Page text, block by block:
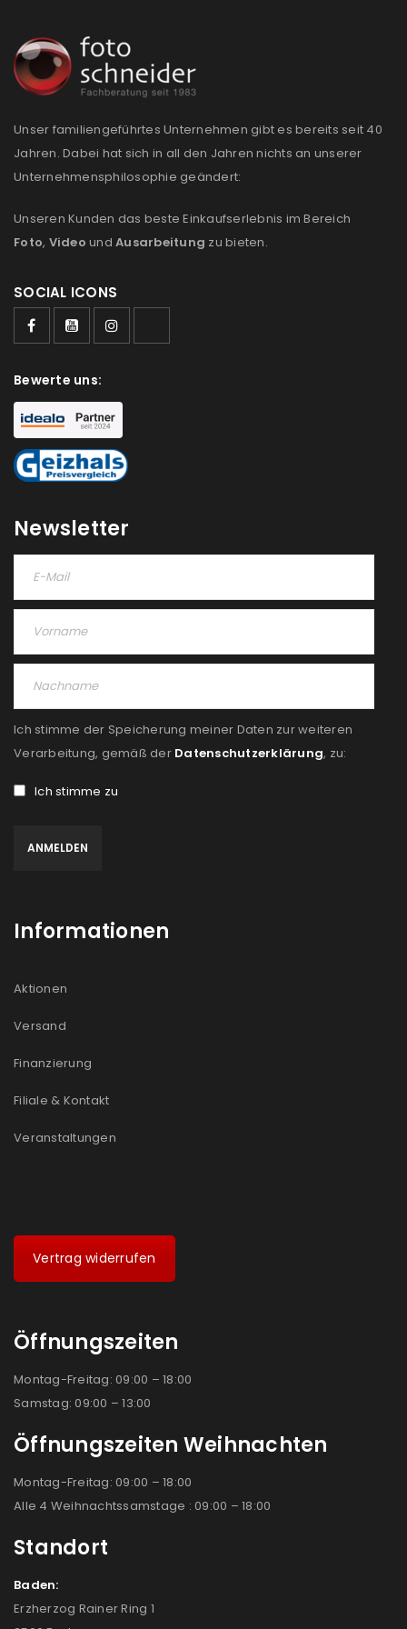
E-Mail-Adresse*
Ein Link zum Erstellen eines neuen Passworts wird an
deine E-Mail-Adresse gesendet.
NEWSLETTER ABONNIEREN
us
Ich stimme zu
REGISTRIEREN
Unser familiengeführtes Unternehmen gibt es bereits seit 40
Jahren. Dabei hat sich in all den Jahren nichts an unserer
Unternehmensphilosophie geändert:
Unseren Kunden das beste Einkaufserlebnis im Bereich
Foto, Video und Ausarbeitung zu bieten.
SOCIAL ICONS
Bewerte uns:
Newsletter
Ich stimme der Speicherung meiner Daten zur weiteren
Verarbeitung, gemäß der Datenschutzerklärung, zu:
Ich stimme zu
Informationen
Aktionen
Versand
Finanzierung
Filiale & Kontakt
Veranstaltungen
Vertrag widerrufen
Öffnungszeiten
Montag-Freitag: 09:00 – 18:00
Samstag: 09:00 – 13:00
Öffnungszeiten Weihnachten
Montag-Freitag: 09:00 – 18:00
Alle 4 Weihnachtssamstage : 09:00 – 18:00
Standort
Baden:
Erzherzog Rainer Ring 1